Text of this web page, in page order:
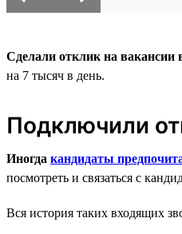
Сделали отклик на вакансии
на 7 тысяч в день.
Подключили
Иногда кандидаты
посмотреть и связаться с
Вся история таких входящих